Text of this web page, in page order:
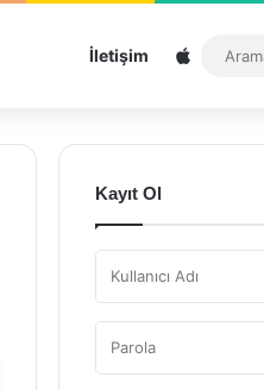
İletişim Sitemap
Kayıt Ol